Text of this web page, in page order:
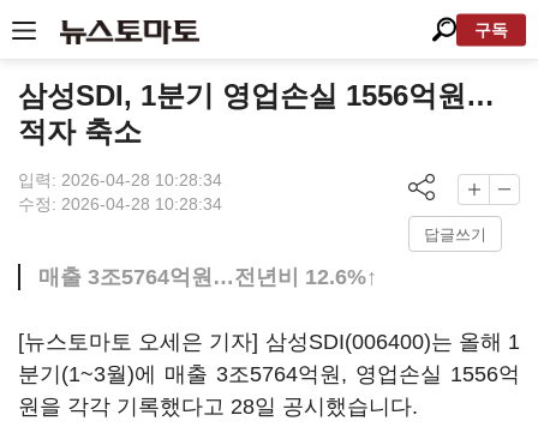
구독
삼성SDI, 1분기 영업손실 1556억원…
적자 축소
입력: 2026-04-28 10:28:34
수정: 2026-04-28 10:28:34
답글쓰기
매출 3조5764억원…전년비 12.6%↑
[뉴스토마토 오세은 기자] 삼성SDI(006400)는 올해 1
분기(1~3월)에 매출 3조5764억원, 영업손실 1556억
원을 각각 기록했다고 28일 공시했습니다.